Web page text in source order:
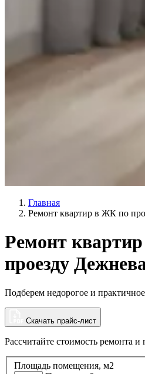
Главная
Ремонт квартир в ЖК по
Ремонт
проезду
Подберем недорогое и
Скачать прайс-лист
Рассчитайте стоимость ремонта и
Площадь помещения, м2